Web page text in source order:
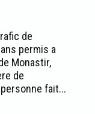
de
permis a
Monastir,
de
fait...